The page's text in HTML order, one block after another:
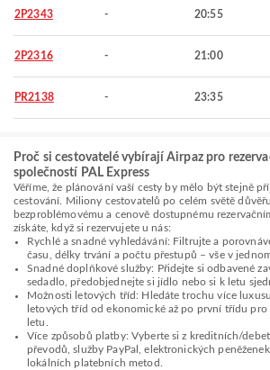
2P2343 - 20:55
2P2316 - 21:00
PR2138 - 23:35
Proč si cestovatelé vybírají Airpaz pro
společností PAL Express
Věříme, že plánování vaší cesty by mělo být stejně
cestování. Miliony cestovatelů po celém světě
bezproblémovému a cenově dostupnému
získáte, když si rezervujete u nás:
Rychlé a snadné vyhledávání: Filtrujte a
času, délky trvání a počtu přestupů – vše v
Snadné doplňkové služby: Přidejte si odbavené
sedadlo, předobjednejte si jídlo nebo si k letu
Možnosti letových tříd: Hledáte trochu více
letových tříd od ekonomické až po první třídu pro
letu.
Více způsobů platby: Vyberte si z kreditních/
převodů, služby PayPal, elektronických
lokálních platebních metod.